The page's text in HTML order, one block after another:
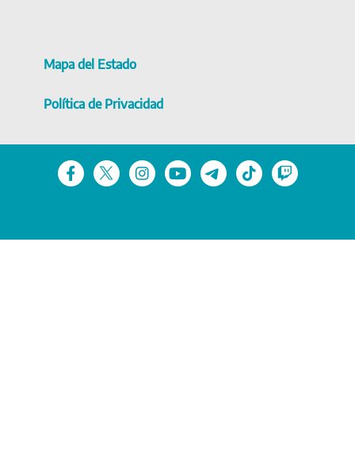
Mapa del Estado
Política de Privacidad